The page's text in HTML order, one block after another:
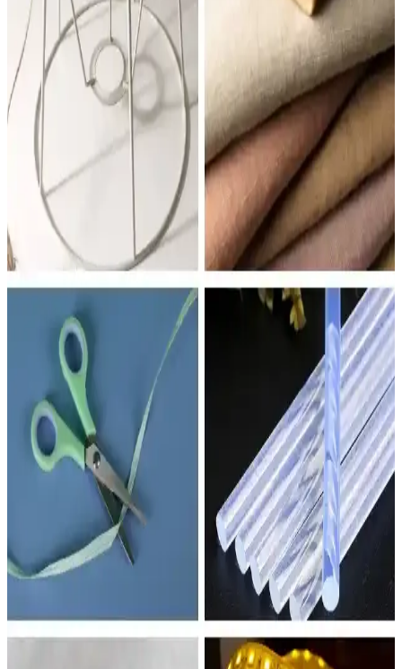
Yatak odasında abajur seçimi, boyut, renk ve ışık sıcaklığı gibi
faktörlerle odanın estetik ve fonksiyonel dengesini sağlar. Alternatif
aydınlatma çözümleri de değerlendirilebilir.
Yatak Odası ve Masa Lambası Abajur
Karşılaştırması: Malzeme, Tasarım ve Kullanıcı
Yorumları
İki farklı yatak odası abajuru ve masa lambası modelinin malzeme,
boyut, kullanım alanı ve kullanıcı geri bildirimleri detaylı şekilde
analiz edilerek, en uygun seçim için rehberlik sağlar.
Koçtaş'ta Abajur Şapkası: Ev Dekorasyonunda
Aydınlatmanın Estetik ve Fonksiyonel Rolü
Koçtaş'ta bulunan abajur şapkaları, ev dekorasyonunda ışığı
yumuşatıp atmosfer yaratırken farklı tarz ve kumaş seçenekleriyle
estetik ve fonksiyonel aydınlatma sunar.
Modern ve Çok Fonksiyonlu LED Aydınlatma
Çözümleri: Neeko Uzaktan Kumandalı Abajur ve
Diğer Ürünler
Neeko uzaktan kumandalı LED abajur ve diğer ürünler, şık tasarım,
renk ve parlaklık ayarı, kolay kullanım ve enerji verimliliği ile iç
mekanlara estetik ve fonksiyonellik katıyor.
Yatak Odası Abajurları Karşılaştırması: Modern
Tasarımlar ve Kullanıcı Yorumları
İki farklı yatak odası abajuru detaylı karşılaştırması, tasarım,
malzeme ve kullanıcı geri bildirimleriyle ürünlerin fonksiyonelliği ve
estetiği hakkında bilgi sunar.
Deep Concept Creamaura ve Madame Coco Claire
Abajurlarının Detaylı Karşılaştırması